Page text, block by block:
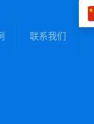
联系我们